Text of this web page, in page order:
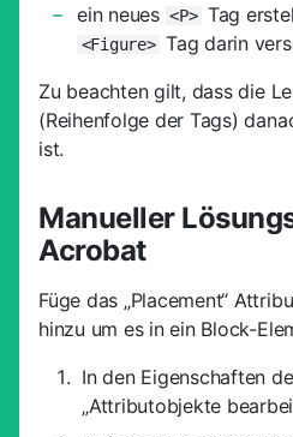
ein neues <P> Tag
<Figure> Tag darin
Zu beachten gilt, dass die
(Reihenfolge der Tags)
ist.
Manueller
Acrobat
Füge das „Placement“
hinzu um es in ein Block-
In den Eigenschaften
„Attributobjekte